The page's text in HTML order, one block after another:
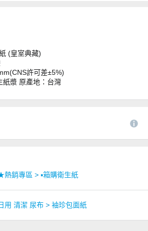
(皇室典藏)
許可差±5%)
紙漿 原產地：台灣
熱銷專區 > ▪︎箱購衛生紙
用 清潔 尿布 > 袖珍包面紙